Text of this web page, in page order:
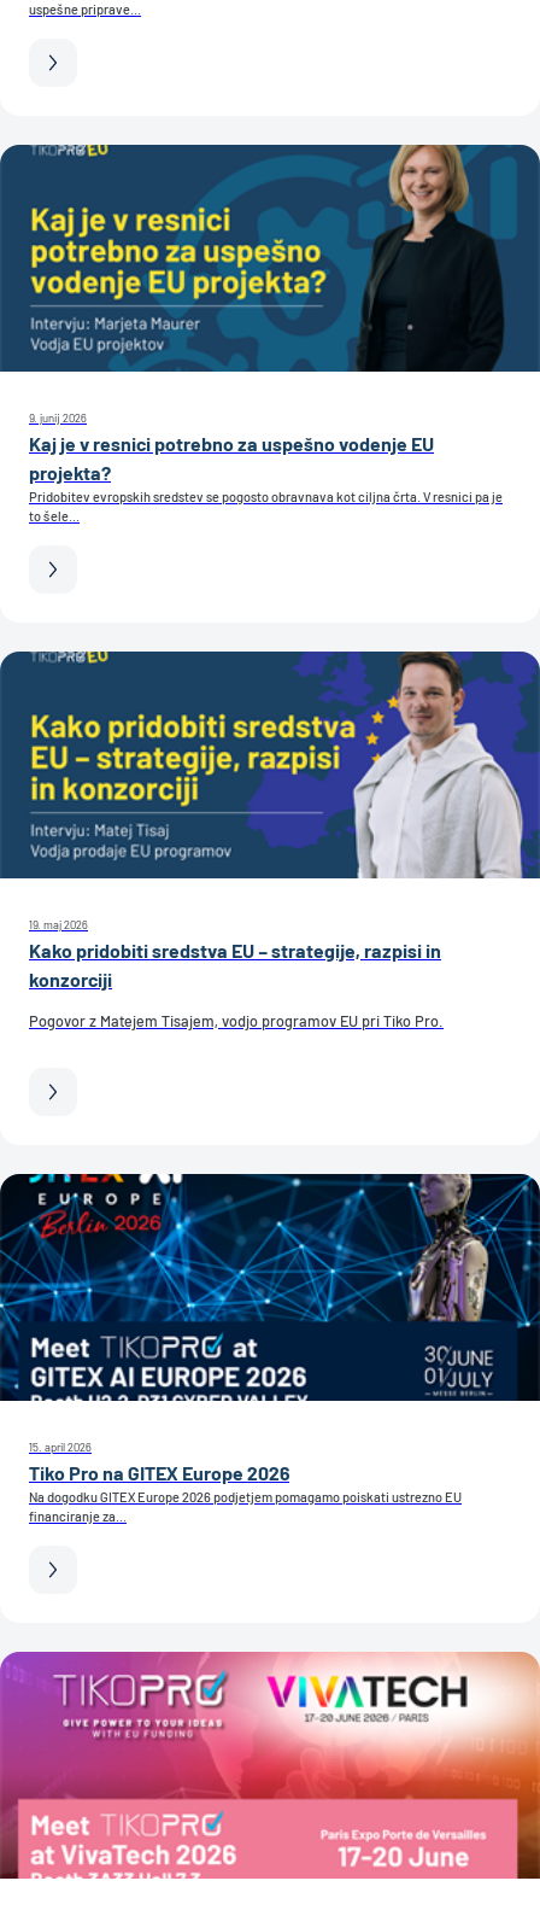
uspešne priprave...
9. junij 2026
Kaj je v resnici potrebno za uspešno vodenje EU
projekta?
Pridobitev evropskih sredstev se pogosto obravnava kot ciljna črta. V resnici pa je
to šele...
19. maj 2026
Kako pridobiti sredstva EU – strategije, razpisi in
konzorciji
Pogovor z Matejem Tisajem, vodjo programov EU pri Tiko Pro.
15. april 2026
Tiko Pro na GITEX Europe 2026
Na dogodku GITEX Europe 2026 podjetjem pomagamo poiskati ustrezno EU
financiranje za...